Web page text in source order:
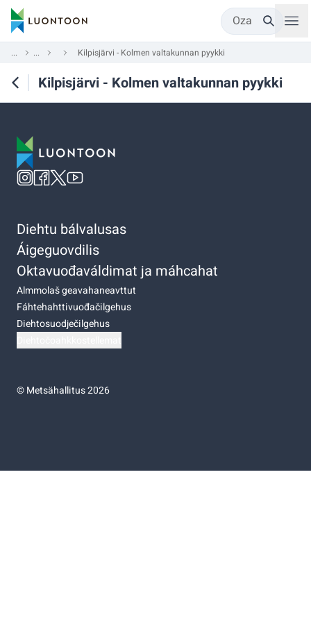
Oza
... ... Kilpisjärvi - Kolmen valtakunnan pyykki
Kilpisjärvi - Kolmen valtakunnan pyykki
Diehtu bálvalusas
Áigeguovdilis
Oktavuođaváldimat ja máhcahat
Almmolaš geavahaneavttut
Fáhtehahttivuođačilgehus
Diehtosuodječilgehus
©Metsähallitus 2026